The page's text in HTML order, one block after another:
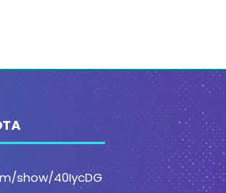
show/40IycDG